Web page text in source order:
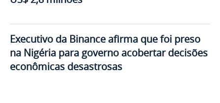
Executivo da Binance afirma que foi preso
na Nigéria para governo acobertar decisões
econômicas desastrosas